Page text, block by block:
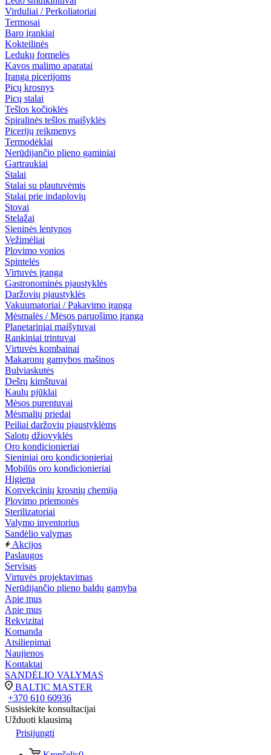
Virduliai / Perkoliatoriai
Termosai
Baro įrankiai
Kokteilinės
Ledukų formelės
Kavos malimo aparatai
Įranga picerijoms
Picų krosnys
Picų stalai
Tešlos kočioklės
Spiralinės tešlos maišyklės
Picerijų reikmenys
Termodėklai
Nerūdijančio plieno gaminiai
Gartraukiai
Stalai
Stalai su plautuvėmis
Stalai prie indaplovių
Stovai
Stelažai
Sieninės lentynos
Vežimėliai
Plovimo vonios
Spintelės
Virtuvės įranga
Gastronominės pjaustyklės
Daržovių pjaustyklės
Vakuumatoriai / Pakavimo įranga
Mėsmalės / Mėsos paruošimo įranga
Planetariniai maišytuvai
Rankiniai trintuvai
Virtuvės kombainai
Makaronų gamybos mašinos
Bulviaskutės
Dešrų kimštuvai
Kaulų pjūklai
Mėsos purentuvai
Mėsmalių priedai
Peiliai daržovių pjaustyklėms
Salotų džiovyklės
Oro kondicionieriai
Sieniniai oro kondicionieriai
Mobilūs oro kondicionieriai
Higiena
Konvekcinių krosnių chemija
Plovimo priemonės
Sterilizatoriai
Valymo inventorius
Sandėlio valymas
Akcijos
Paslaugos
Servisas
Virtuvės projektavimas
Nerūdijančio plieno baldų gamyba
Apie mus
Apie mus
Rekvizitai
Komanda
Atsiliepimai
Naujienos
Kontaktai
SANDĖLIO VALYMAS
BALTIC MASTER
+370 610 60936
Susisiekite konsultacijai
Užduoti klausimą
Prisijungti